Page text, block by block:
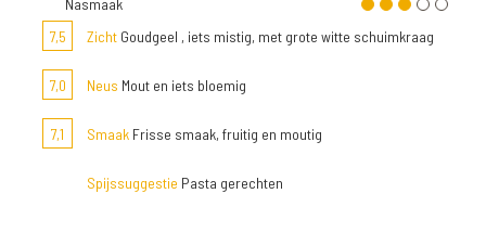
Nasmaak
7,5
Zicht Goudgeel , iets mistig, met grote witte schuimkraag
7,0 Neus Mout en iets bloemig
7,1 Smaak Frisse smaak, fruitig en moutig
Spijssuggestie Pasta gerechten